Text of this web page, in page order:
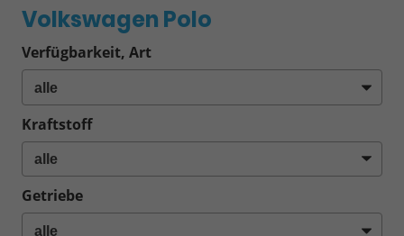
Volkswagen Polo
Verfügbarkeit, Art
Kraftstoff
Getriebe